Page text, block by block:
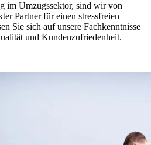
im Umzugssektor, sind wir von
Partner für einen stressfreien
Sie sich auf unsere Fachkenntnisse
und Kundenzufriedenheit.